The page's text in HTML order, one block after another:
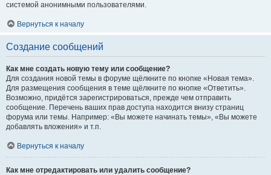
системой анонимными пользователями.
Вернуться к началу
Создание сообщений
Как мне создать новую тему или сообщение?
Для создания новой темы в форуме щёлкните по кнопке «Новая тема».
Для размещения сообщения в теме щёлкните по кнопке «Ответить».
Возможно, придётся зарегистрироваться, прежде чем отправить
сообщение. Перечень ваших прав доступа находится внизу страниц
форума или темы. Например: «Вы можете начинать темы», «Вы можете
добавлять вложения» и т.п.
Вернуться к началу
Как мне отредактировать или удалить сообщение?